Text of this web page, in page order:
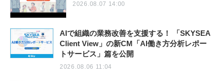
2026.08.07 14:00
AIで組織の業務改善を支援する！ 「SKYSEA
Client View」の新CM「AI働き方分析レポー
トサービス」篇を公開
2026.08.06 11:04